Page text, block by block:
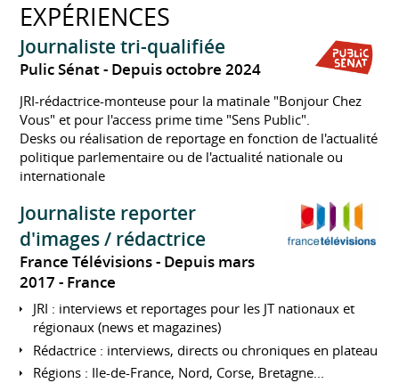
EXPÉRIENCES
Journaliste tri-qualifiée
Pulic Sénat Depuis octobre 2024
JRI-rédactrice-monteuse pour la matinale "Bonjour Chez
Vous" et pour l'access prime time "Sens Public".
Desks ou réalisation de reportage en fonction de l'actualité
politique parlementaire ou de l'actualité nationale ou
internationale
Journaliste reporter
d'images / rédactrice
France Télévisions
Depuis mars
2017 France
JRI : interviews et reportages pour les JT nationaux et
régionaux (news et magazines)
Rédactrice : interviews, directs ou chroniques en plateau
Régions : Ile-de-France, Nord, Corse, Bretagne...